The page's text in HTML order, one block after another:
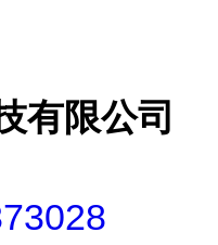
有限公司